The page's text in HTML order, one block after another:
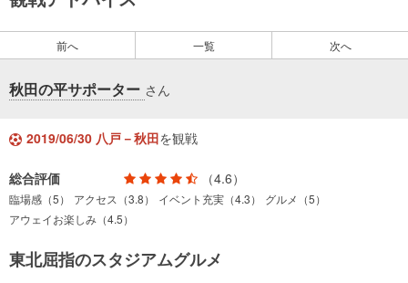
前へ 一覧 次へ
秋田の平サポーター さん
2019/06/30 八戸－秋田を観戦
総合評価 （4.6）
臨場感（5） アクセス（3.8） イベント充実（4.3）
グルメ（5）
アウェイお楽しみ（4.5）
東北屈指のスタジアムグルメ